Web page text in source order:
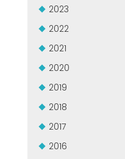
USADO CERTIFICADO
EFFECTIVE
2023
2022
2021
2020
2019
2018
2017
2016